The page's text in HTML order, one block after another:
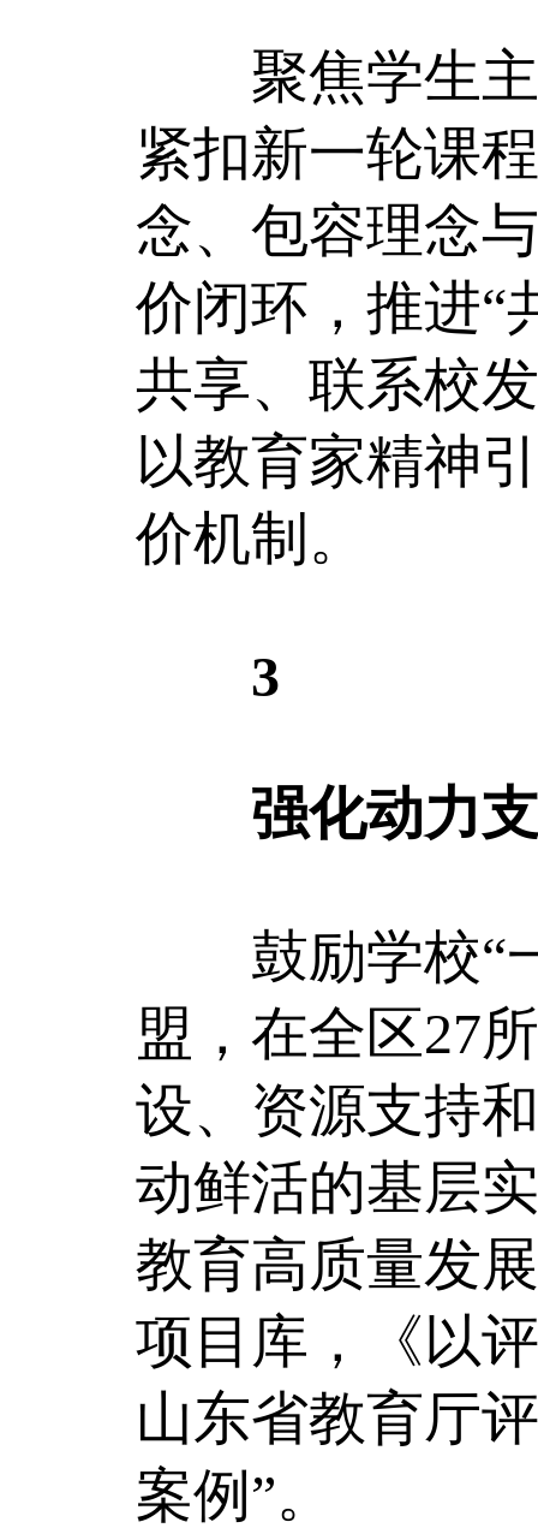
聚焦学生主
紧扣新一轮课
念、包容理念
价闭环，推进“
共享、联系校
以教育家精神
价机制。
3
强化动力支
鼓励学校“一
盟，在全区27
设、资源支持
动鲜活的基层
教育高质量发
项目库，《以
山东省教育厅
案例”。